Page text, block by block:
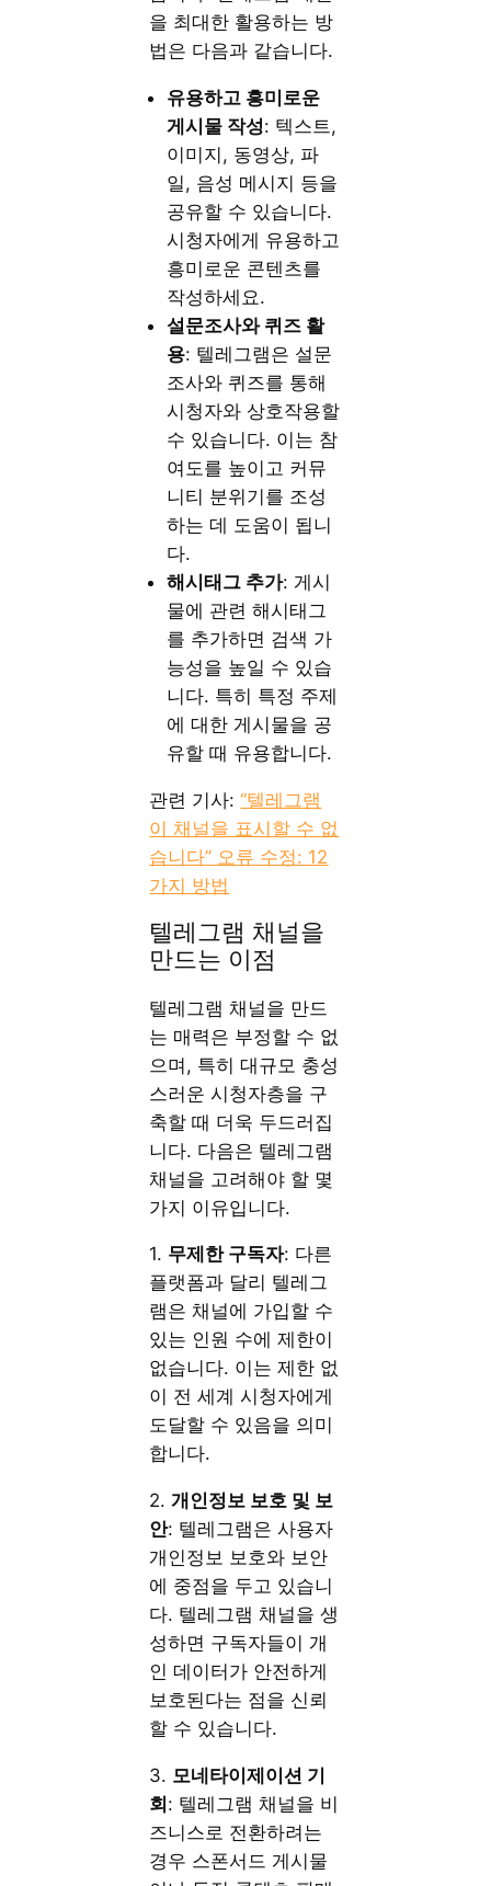
을 최대한 활용하는 방
법은 다음과 같습니다.
유용하고 흥미로운
게시물 작성: 텍스트,
이미지, 동영상, 파
일, 음성 메시지 등을
공유할 수 있습니다.
시청자에게 유용하고
흥미로운 콘텐츠를
작성하세요.
설문조사와 퀴즈 활
용: 텔레그램은 설문
조사와 퀴즈를 통해
시청자와 상호작용할
수 있습니다. 이는 참
여도를 높이고 커뮤
니티 분위기를 조성
하는 데 도움이 됩니
다.
해시태그 추가: 게시
물에 관련 해시태그
를 추가하면 검색 가
능성을 높일 수 있습
니다. 특히 특정 주제
에 대한 게시물을 공
유할 때 유용합니다.
관련 기사:“텔레그램
이 채널을 표시할 수 없
습니다” 오류 수정: 12
가지 방법
텔레그램 채널을
만드는 이점
텔레그램 채널을 만드
는 매력은 부정할 수 없
으며, 특히 대규모 충성
스러운 시청자층을 구
축할 때 더욱 두드러집
니다. 다음은 텔레그램
채널을 고려해야 할 몇
가지 이유입니다.
1. 무제한 구독자: 다른
플랫폼과 달리 텔레그
램은 채널에 가입할 수
있는 인원 수에 제한이
없습니다. 이는 제한 없
이 전 세계 시청자에게
도달할 수 있음을 의미
합니다.
2.개인정보 보호 및 보
안: 텔레그램은 사용자
개인정보 보호와 보안
에 중점을 두고 있습니
다. 텔레그램 채널을 생
성하면 구독자들이 개
인 데이터가 안전하게
보호된다는 점을 신뢰
할 수 있습니다.
3. 모네타이제이션 기
회: 텔레그램 채널을 비
즈니스로 전환하려는
경우 스폰서드 게시물